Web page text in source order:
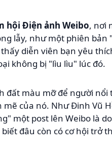
hội Điện ảnh Weibo, nơi
lẫy, như một phiên bản
diễn viên bạn yêu
không bị "lìu lìu" lúc đó.
đất màu mỡ để người
của nó. Như Đinh Vũ
một post lên Weibo là
đâu còn có cơ hội trở